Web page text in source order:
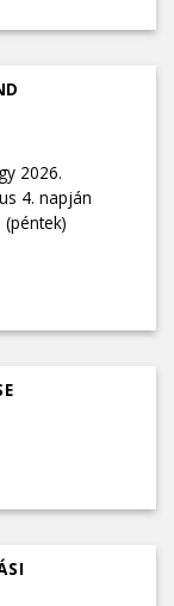
2026.
4. napján